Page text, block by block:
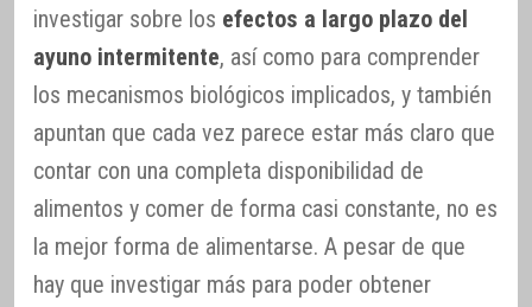
investigar sobre los efectos a largo plazo del
ayuno intermitente, así como para comprender
los mecanismos biológicos implicados, y también
apuntan que cada vez parece estar más claro que
contar con una completa disponibilidad de
alimentos y comer de forma casi constante, no es
la mejor forma de alimentarse. A pesar de que
hay que investigar más para poder obtener